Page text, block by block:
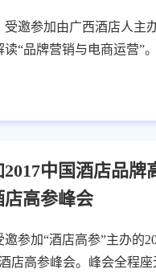
邀参加由广西酒店人主
“品牌营销与电商运营”。
中国酒店品牌
高参峰会
参加“酒店高参”主办的
店高参峰会。峰会全程座